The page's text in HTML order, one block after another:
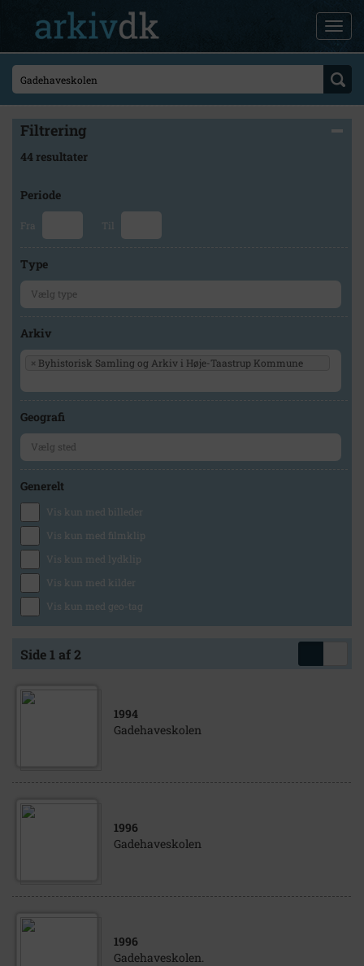
Filtrering
44 resultater
Periode
Fra Til
Type
Arkiv
× Byhistorisk Samling og Arkiv i Høje-Taastrup Kommune
Geografi
Generelt
Vis kun med billeder
Vis kun med filmklip
Vis kun med lydklip
Vis kun med kilder
Vis kun med geo-tag
Side 1 af 2
1994
Gadehaveskolen
1996
Gadehaveskolen
1996
Gadehaveskolen.